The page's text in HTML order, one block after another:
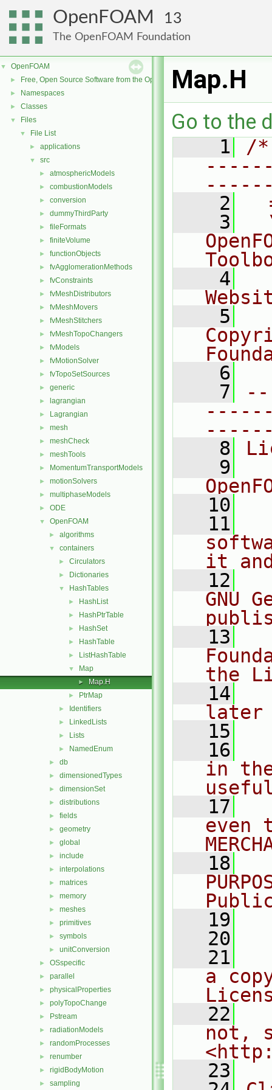
OpenFOAM 13
The OpenFOAM Foundation
▼ OpenFOAM
► Free, Open Source Software from the OpenFOAM Foundation
► Namespaces
► Classes
▼ Files
▼ File List
► applications
▼ src
► atmosphericModels
► combustionModels
► conversion
► dummyThirdParty
► fileFormats
► finiteVolume
► functionObjects
► fvAgglomerationMethods
► fvConstraints
► fvMeshDistributors
► fvMeshMovers
► fvMeshStitchers
► fvMeshTopoChangers
► fvModels
► fvMotionSolver
► fvTopoSetSources
► generic
► lagrangian
► Lagrangian
► mesh
► meshCheck
► meshTools
► MomentumTransportModels
► motionSolvers
► multiphaseModels
► ODE
▼ OpenFOAM
► algorithms
▼ containers
► Circulators
► Dictionaries
▼ HashTables
► HashList
► HashPtrTable
► HashSet
► HashTable
► ListHashTable
▼ Map
► Map.H
► PtrMap
► Identifiers
► LinkedLists
► Lists
► NamedEnum
► db
► dimensionedTypes
► dimensionSet
► distributions
► fields
► geometry
► global
► include
► interpolations
► matrices
► memory
► meshes
► primitives
► symbols
► unitConversion
► OSspecific
► parallel
► physicalProperties
► polyTopoChange
► Pstream
► radiationModels
► randomProcesses
► renumber
► rigidBodyMotion
► sampling
Map.H
Go to the
    1
/
    2
    3
    4
    5
    6
    7
    8
    9
   10
   11
it
   12
GNU
   13
the
   14
later
   15
   16
in
   17
even
   18
   19
   20
   21
a
   22
not,
   23